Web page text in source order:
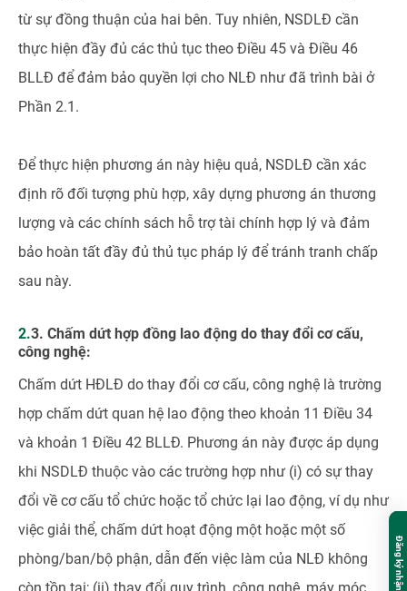
từ sự đồng thuận của hai bên. Tuy nhiên, NSDLĐ cần
thực hiện đầy đủ các thủ tục theo Điều 45 và Điều 46
BLLĐ để đảm bảo quyền lợi cho NLĐ như đã trình bài ở
Phần 2.1.
Để thực hiện phương án này hiệu quả, NSDLĐ cần xác
định rõ đối tượng phù hợp, xây dựng phương án thương
lượng và các chính sách hỗ trợ tài chính hợp lý và đảm
bảo hoàn tất đầy đủ thủ tục pháp lý để tránh tranh chấp
sau này.
2.3. Chấm dứt hợp đồng lao động do thay đổi cơ cấu,
công nghệ:
Chấm dứt HĐLĐ do thay đổi cơ cấu, công nghệ là trường
hợp chấm dứt quan hệ lao động theo khoản 11 Điều 34
và khoản 1 Điều 42 BLLĐ. Phương án này được áp dụng
khi NSDLĐ thuộc vào các trường hợp như (i) có sự thay
đổi về cơ cấu tổ chức hoặc tổ chức lại lao động, ví dụ như
việc giải thể, chấm dứt hoạt động một hoặc một số
phòng/ban/bộ phận, dẫn đến việc làm của NLĐ không